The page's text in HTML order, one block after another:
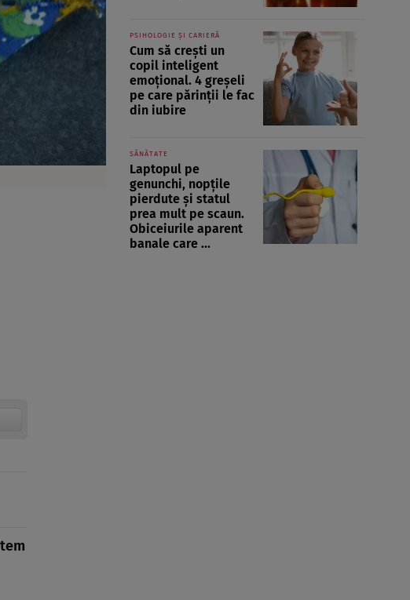
PSIHOLOGIE ȘI CARIERĂ
Cum să crești un
copil inteligent
emoțional. 4 greșeli
pe care părinții le fac
din iubire
SĂNĂTATE
Laptopul pe
genunchi, nopțile
pierdute și statul
prea mult pe scaun.
Obiceiurile aparent
banale care ...